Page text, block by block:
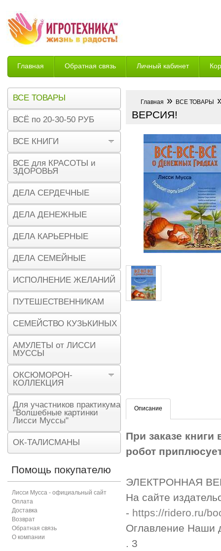
Главная Обратная связь Личный кабинет
Возврат
Главная » ВСЕ ТОВАРЫ
ВЕРСИЯ!
Описание
При заказе
робот
ЭЛЕКТРОННАЯ
На сайте
- https://ridero.ru/
Оглавление Наши
. 3
ВСЕ ТОВАРЫ
ВСЁ по 20-30-50 РУБ
ВСЕ КНИГИ
ВСЕ для КРАСОТЫ и
ЗДОРОВЬЯ
ДЕЛА СЕРДЕЧНЫЕ
ДЕЛА ДЕНЕЖНЫЕ
ДЕЛА КАРЬЕРНЫЕ
ДЕЛА СЕМЕЙНЫЕ
ИСПОЛНЕНИЕ ЖЕЛАНИЙ
ПУТЕШЕСТВЕННИКАМ
СЕМЕЙСТВО КУЗЬКИНЫХ
АМУЛЕТЫ от ЛИССИ
МУССЫ
ОКСЮМОРОН-
КОЛЛЕКЦИЯ
Для участников практикума
"Волшебные картинки
Лисси Муссы"
ОК-ТАЛИСМАНЫ
Помощь покупателю
Лисси Мусса - официальный сайт
Оплата
Доставка
Возврат
Обратная связь
О компании